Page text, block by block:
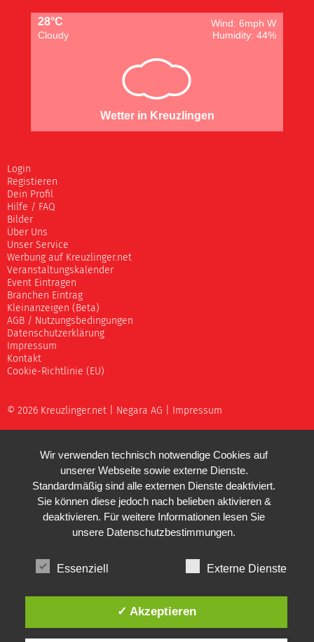
28°C
Wind: 6mph W
Cloudy
Humidity: 44%
Wetter in Kreuzlingen
Login
Registieren
Dein Profil
Hilfe / FAQ
Bilder
Über Uns
Unser Service
Werbung auf Kreuzlinger.net
Veranstaltungskalender
Event Eintragen
Branchen Eintrag
Kleinanzeigen (Beta)
AGB / Nutzungsbedingungen
Datenschutzerklärung
Impressum
Kontakt
Cookie-Richtlinie (EU)
© 2026 Kreuzlinger.net | Negara AG Impressum
Wir verwenden technisch notwendige Cookies auf
unserer Webseite sowie externe Dienste.
Standardmäßig sind alle externen Dienste deaktiviert.
Sie können diese jedoch nach belieben aktivieren &
deaktivieren. Für weitere Informationen lesen Sie
unsere Datenschutzbestimmungen.
Essenziell Externe Dienste
✓ Akzeptieren